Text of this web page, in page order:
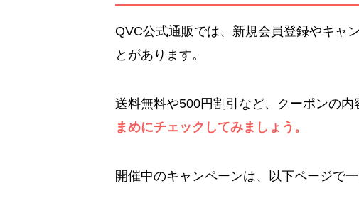
QVC公式通販では、新規会員登録やキャ
とがあります。
送料無料や500円割引など、クーポンの内
まめにチェックしてみましょう。
開催中のキャンペーンは、以下ページで一